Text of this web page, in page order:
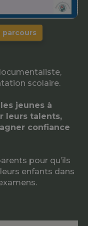
parcours
scolaire.
jeunes à
leurs talents,
confiance
pour qu’ils
enfants dans